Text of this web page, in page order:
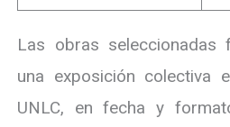
Las obras seleccionadas
una exposición colectiva
UNLC, en fecha y